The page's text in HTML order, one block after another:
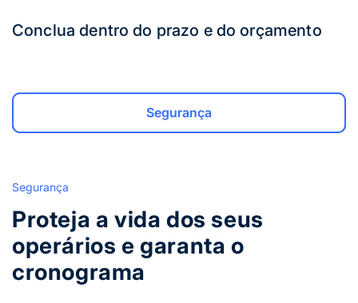
Conclua dentro do prazo e do orçamento
Segurança
Manutenção Preventiva
Odômetro e Horímetro
Gestão de Abastecimento
Segurança
Proteja a vida dos seus
operários e garanta o
cronograma